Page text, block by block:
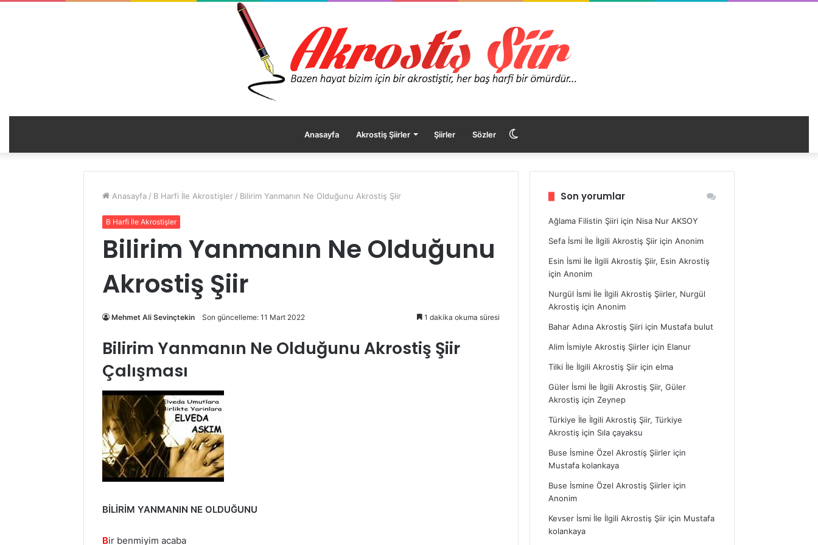
Anasayfa Akrostiş Şiirler Şiirler Sözler
görünümü
Anasayfa / B Harfi İle Akrostişler / Bilirim Yanmanın Ne Olduğunu Akrostiş Şiir
B Harfi İle Akrostişler
Bilirim Yanmanın Ne Olduğunu
Akrostiş Şiir
Mehmet Ali Sevinçtekin Son güncelleme: 11 Mart 2022 1 dakika okuma süresi
Bilirim Yanmanın Ne Olduğunu Akrostiş Şiir
Çalışması
BİLİRİM YANMANIN NE OLDUĞUNU
Bir benmiyim acaba
Son yorumlar
Ağlama Filistin Şiiri için Nisa Nur AKSOY
Sefa İsmi İle İlgili Akrostiş Şiir içinAnonim
Esin İsmi İle İlgili Akrostiş Şiir, Esin Akrostiş
içinAnonim
Nurgül İsmi İle İlgili Akrostiş Şiirler, Nurgül
Akrostiş içinAnonim
Bahar Adına Akrostiş Şiiri için Mustafa bulut
Alim İsmiyle Akrostiş Şiirler için Elanur
Tilki İle İlgili Akrostiş Şiir içinelma
Güler İsmi İle İlgili Akrostiş Şiir, Güler
Akrostiş içinZeynep
Türkiye İle İlgili Akrostiş Şiir, Türkiye
Akrostiş için Sıla çayaksu
Buse İsmine Özel Akrostiş Şiirler için
Mustafa kolankaya
Buse İsmine Özel Akrostiş Şiirler için
Anonim
Kevser İsmi İle İlgili Akrostiş Şiir için Mustafa
kolankaya